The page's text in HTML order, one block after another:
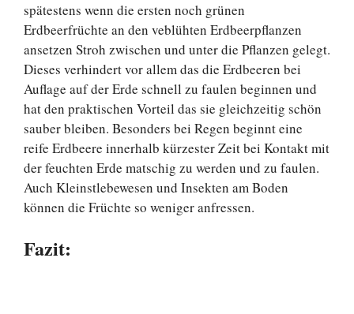
spätestens wenn die ersten noch grünen
Erdbeerfrüchte an den veblühten Erdbeerpflanzen
ansetzen Stroh zwischen und unter die Pflanzen gelegt.
Dieses verhindert vor allem das die Erdbeeren bei
Auflage auf der Erde schnell zu faulen beginnen und
hat den praktischen Vorteil das sie gleichzeitig schön
sauber bleiben. Besonders bei Regen beginnt eine
reife Erdbeere innerhalb kürzester Zeit bei Kontakt mit
der feuchten Erde matschig zu werden und zu faulen.
Auch Kleinstlebewesen und Insekten am Boden
können die Früchte so weniger anfressen.
Fazit: